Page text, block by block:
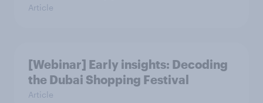
Article
[Webinar] Early insights: Decoding
the Dubai Shopping Festival
Article